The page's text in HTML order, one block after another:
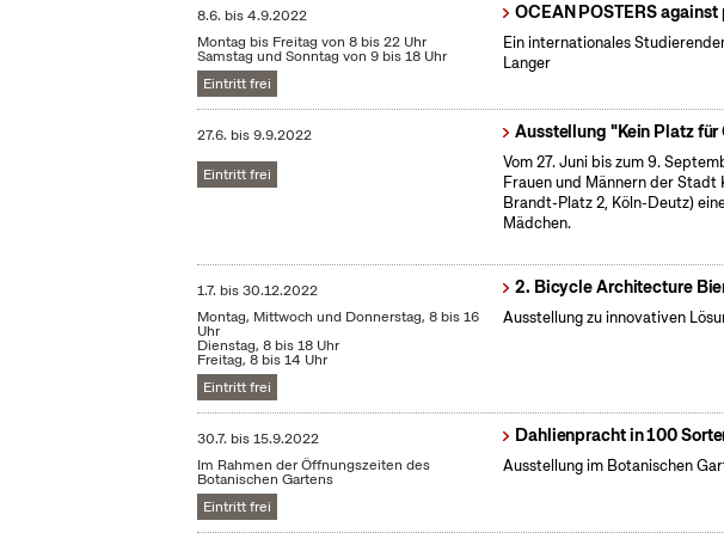
8.6. bis4.9.2022
Montag bis Freitag von 8 bis 22 Uhr
Samstag und Sonntag von 9 bis 18 Uhr
Eintritt frei
OCEAN POSTERS
Ein internationales
Langer
27.6. bis9.9.2022
Eintritt frei
Ausstellung "Kein Platz
Vom 27. Juni bis zum 9.
Frauen und Männern der
Brandt-Platz 2, Köln-Deutz)
Mädchen.
1.7. bis30.12.2022
Montag, Mittwoch und Donnerstag, 8 bis 16
Uhr
Dienstag, 8 bis 18 Uhr
Freitag, 8 bis 14 Uhr
Eintritt frei
2. Bicycle Architecture
Ausstellung zu innovativen
30.7. bis15.9.2022
Im Rahmen der Öffnungszeiten des
Botanischen Gartens
Eintritt frei
Dahlienpracht in 100
Ausstellung im Botanischen